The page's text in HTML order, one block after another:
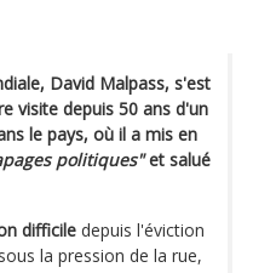
David Malpass, s'est
visite depuis 50 ans d'un
le pays, où il a mis en
politiques"et salué
difficile depuis l'éviction
la pression de la rue,